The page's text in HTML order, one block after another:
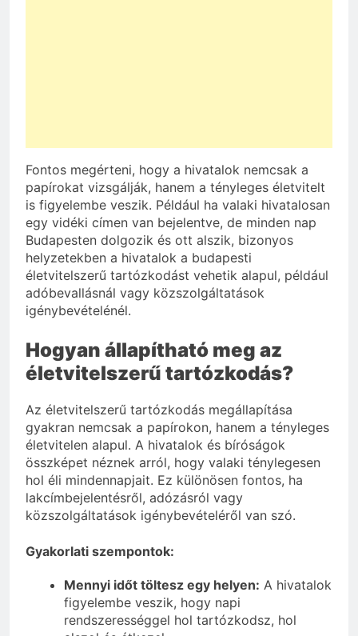
Fontos megérteni, hogy a hivatalok nemcsak a
papírokat vizsgálják, hanem a tényleges életvitelt
is figyelembe veszik. Például ha valaki hivatalosan
egy vidéki címen van bejelentve, de minden nap
Budapesten dolgozik és ott alszik, bizonyos
helyzetekben a hivatalok a budapesti
életvitelszerű tartózkodást vehetik alapul, például
adóbevallásnál vagy közszolgáltatások
igénybevételénél.
Hogyan állapítható meg az
életvitelszerű tartózkodás?
Az életvitelszerű tartózkodás megállapítása
gyakran nemcsak a papírokon, hanem a tényleges
életvitelen alapul. A hivatalok és bíróságok
összképet néznek arról, hogy valaki ténylegesen
hol éli mindennapjait. Ez különösen fontos, ha
lakcímbejelentésről, adózásról vagy
közszolgáltatások igénybevételéről van szó.
Gyakorlati szempontok:
Mennyi időt töltesz egy helyen: A hivatalok
figyelembe veszik, hogy napi
rendszerességgel hol tartózkodsz, hol